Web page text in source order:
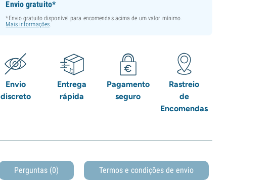
Envio gratuito*
*Envio gratuito disponível para encomendas acima de um valor mínimo.
Mais informações
Envio
discreto
Entrega
rápida
Pagamento
seguro
Rastreio
de
Encomendas
Perguntas (0) Termos e condições de envio